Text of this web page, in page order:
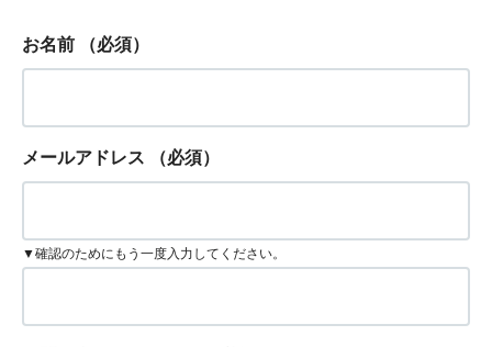
お名前 （必須）
メールアドレス （必須）
▼確認のためにもう一度入力してください。